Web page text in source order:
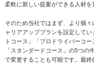
柔軟に新しい提案ができる人材を
そのため当社ではまず、より個
ャリアアッププランを設定して
トコース」「プロドライバーコ
「スタンダードコース」の5つ
で変更することも可能です。最